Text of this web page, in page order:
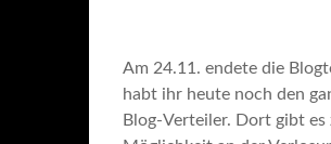
Am 24.11. endete die
habt ihr heute noch den
Blog-Verteiler. Dort gibt